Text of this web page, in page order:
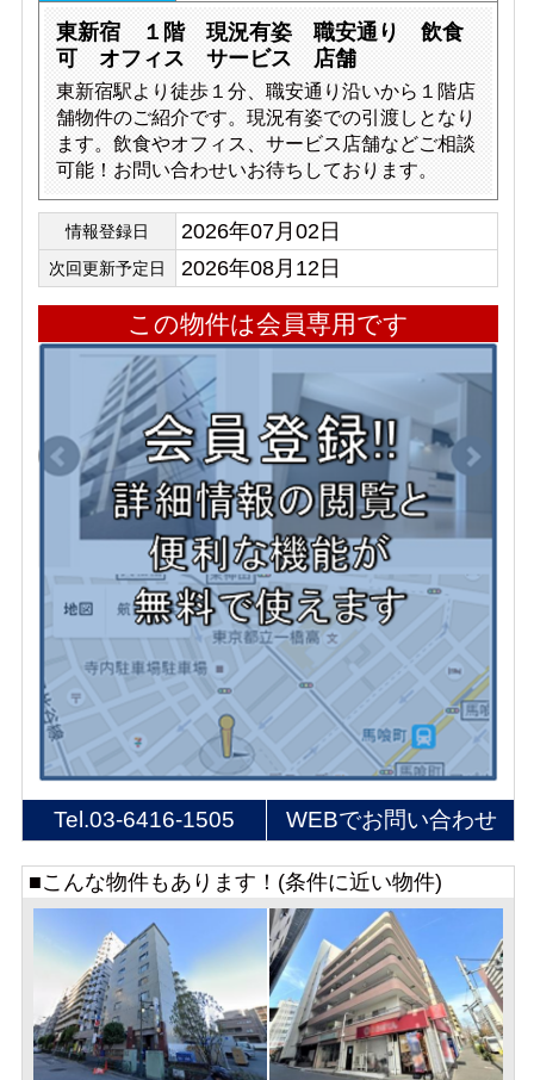
東新宿 １階 現況有姿 職安通り 飲食
可 オフィス サービス 店舗
東新宿駅より徒歩１分、職安通り沿いから１階店
舗物件のご紹介です。現況有姿での引渡しとなり
ます。飲食やオフィス、サービス店舗などご相談
可能！お問い合わせいお待ちしております。
情報登録日 2026年07月02日
次回更新予定日 2026年08月12日
この物件は会員専用です
Tel.03-6416-1505 WEBでお問い合わせ
■こんな物件もあります！(条件に近い物件)